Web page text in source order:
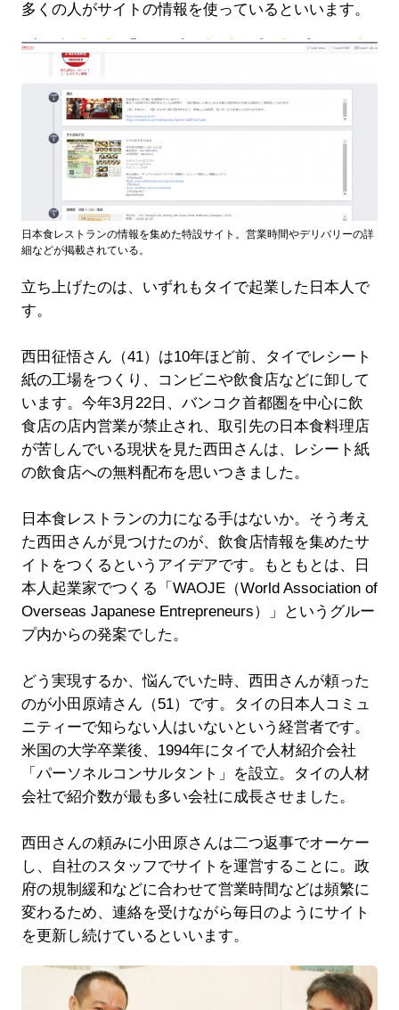
多くの人がサイトの情報を使っているといいます。
日本食レストランの情報を集めた特設サイト。営業時間やデリバリーの詳
細などが掲載されている。
立ち上げたのは、いずれもタイで起業した日本人で
す。
西田征悟さん（41）は10年ほど前、タイでレシート
紙の工場をつくり、コンビニや飲食店などに卸して
います。今年3月22日、バンコク首都圏を中心に飲
食店の店内営業が禁止され、取引先の日本食料理店
が苦しんでいる現状を見た西田さんは、レシート紙
の飲食店への無料配布を思いつきました。
日本食レストランの力になる手はないか。そう考え
た西田さんが見つけたのが、飲食店情報を集めたサ
イトをつくるというアイデアです。もともとは、日
本人起業家でつくる「WAOJE（World Association of
Overseas Japanese Entrepreneurs）」というグルー
プ内からの発案でした。
どう実現するか、悩んでいた時、西田さんが頼った
のが小田原靖さん（51）です。タイの日本人コミュ
ニティーで知らない人はいないという経営者です。
米国の大学卒業後、1994年にタイで人材紹介会社
「パーソネルコンサルタント」を設立。タイの人材
会社で紹介数が最も多い会社に成長させました。
西田さんの頼みに小田原さんは二つ返事でオーケー
し、自社のスタッフでサイトを運営することに。政
府の規制緩和などに合わせて営業時間などは頻繁に
変わるため、連絡を受けながら毎日のようにサイト
を更新し続けているといいます。